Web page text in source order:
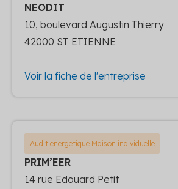
NEODIT
10, boulevard Augustin Thierry
42000 ST ETIENNE
Voir la fiche de l'entreprise
Audit energetique Maison individuelle
PRIM’EER
14 rue Edouard Petit